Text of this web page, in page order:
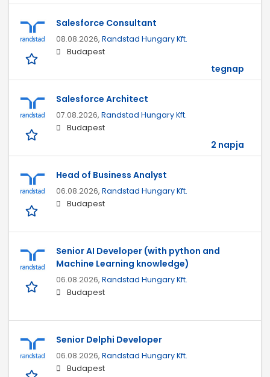
Salesforce Consultant
08.08.2026, Randstad Hungary Kft.
Budapest
tegnap
Salesforce Architect
07.08.2026, Randstad Hungary Kft.
Budapest
2 napja
Head of Business Analyst
06.08.2026, Randstad Hungary Kft.
Budapest
Senior AI Developer (with python and
Machine Learning knowledge)
06.08.2026, Randstad Hungary Kft.
Budapest
Senior Delphi Developer
06.08.2026, Randstad Hungary Kft.
Budapest